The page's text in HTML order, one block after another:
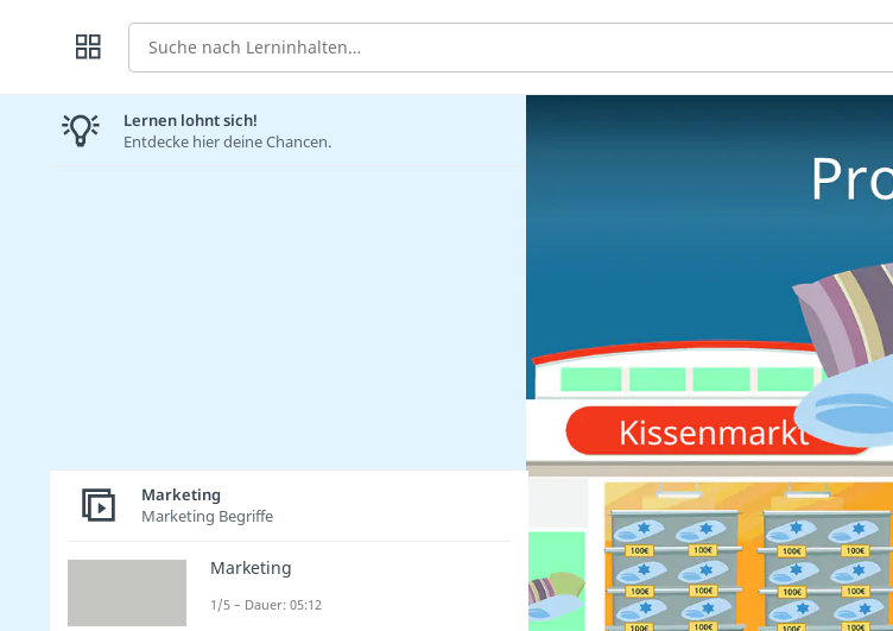
Suche
Lernen lohnt sich!
Entdecke hier deine Chancen.
Marketing
Marketing Begriffe
Marketing
1/5 – Dauer: 05:12